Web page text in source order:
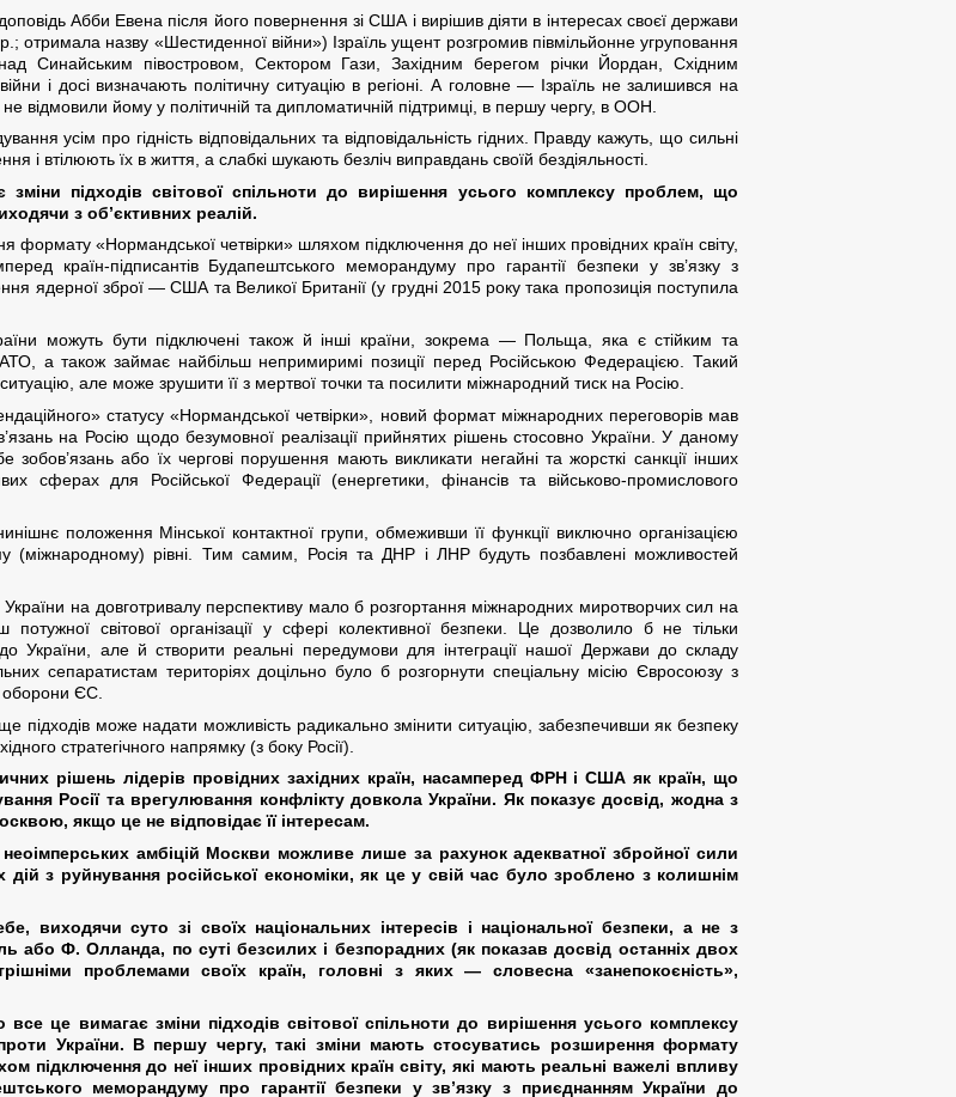
Абби Евена після його повернення зі США і вирішив діяти в інтересах своєї держави
отримала назву «Шестиденної війни») Ізраїль ущент розгромив півмільйонне угруповання
над Синайським півостровом, Сектором Гази, Західним берегом річки Йордан, Східним
і досі визначають політичну ситуацію в регіоні. А головне — Ізраїль не залишився на
відмовили йому у політичній та дипломатичній підтримці, в першу чергу, в ООН.
усім про гідність відповідальних та відповідальність гідних. Правду кажуть, що сильні
і втілюють їх в життя, а слабкі шукають безліч виправдань своїй бездіяльності.
підходів світової спільноти до вирішення усього комплексу проблем, що
з об’єктивних реалій.
формату «Нормандської четвірки» шляхом підключення до неї інших провідних країн світу,
країн-підписантів Будапештського меморандуму про гарантії безпеки у зв’язку з
ядерної зброї — США та Великої Британії (у грудні 2015 року така пропозиція поступила
можуть бути підключені також й інші країни, зокрема — Польща, яка є стійким та
а також займає найбільш непримиримі позиції перед Російською Федерацією. Такий
але може зрушити її з мертвої точки та посилити міжнародний тиск на Росію.
статусу «Нормандської четвірки», новий формат міжнародних переговорів мав
на Росію щодо безумовної реалізації прийнятих рішень стосовно України. У даному
зобов’язань або їх чергові порушення мають викликати негайні та жорсткі санкції інших
сферах для Російської Федерації (енергетики, фінансів та військово-промислового
положення Мінської контактної групи, обмеживши її функції виключно організацією
(міжнародному) рівні. Тим самим, Росія та ДНР і ЛНР будуть позбавлені можливостей
на довготривалу перспективу мало б розгортання міжнародних миротворчих сил на
світової організації у сфері колективної безпеки. Це дозволило б не тільки
України, але й створити реальні передумови для інтеграції нашої Держави до складу
сепаратистам територіях доцільно було б розгорнути спеціальну місію Євросоюзу з
оборони ЄС.
підходів може надати можливість радикально змінити ситуацію, забезпечивши як безпеку
стратегічного напрямку (з боку Росії).
рішень лідерів провідних західних країн, насамперед ФРН і США як країн, що
Росії та врегулювання конфлікту довкола України. Як показує досвід, жодна з
якщо це не відповідає її інтересам.
амбіцій Москви можливе лише за рахунок адекватної збройної сили
дій з руйнування російської економіки, як це у свій час було зроблено з колишнім
виходячи суто зі своїх національних інтересів і національної безпеки, а не з
Ф. Олланда, по суті безсилих і безпорадних (як показав досвід останніх двох
проблемами своїх країн, головні з яких —
словесна «занепокоєність»,
це вимагає зміни підходів світової спільноти до вирішення усього комплексу
України. В першу чергу, такі зміни мають стосуватись розширення формату
підключення до неї інших провідних країн світу, які мають реальні важелі впливу
меморандуму про гарантії безпеки у зв’язку з приєднанням України до